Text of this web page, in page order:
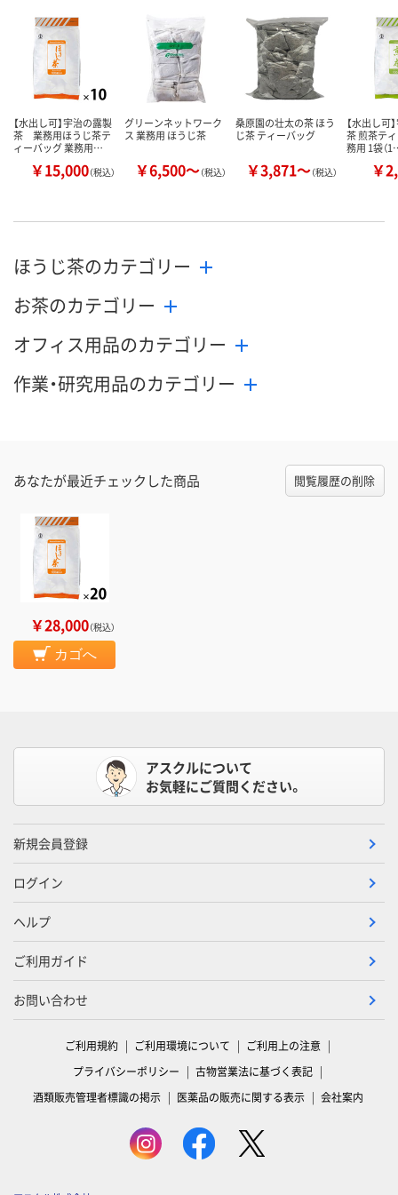
【水出し可】宇治の露製
茶 業務用ほうじ茶テ
ィーバッグ 業務用…
￥15,000（税込）
グリーンネットワーク
ス 業務用 ほうじ茶
￥6,500～（税込）
桑原園の壮太の茶 ほう
じ茶 ティーバッグ
￥3,871～（税込）
【水出し可
茶 煎茶テ
務用 1袋（
￥
ほうじ茶のカテゴリー
お茶のカテゴリー
オフィス用品のカテゴリー
作業・研究用品のカテゴリー
あなたが最近チェックした商品 閲覧履歴の削除
￥28,000（税込）
カゴへ
アスクルについて
お気軽にご質問ください。
新規会員登録
ログイン
ヘルプ
ご利用ガイド
お問い合わせ
ご利用規約 ご利用環境について
ご利用上の注意
プライバシーポリシー
古物営業法に基づく表記
酒類販売管理者標識の掲示
医薬品の販売に関する表示 会社案内